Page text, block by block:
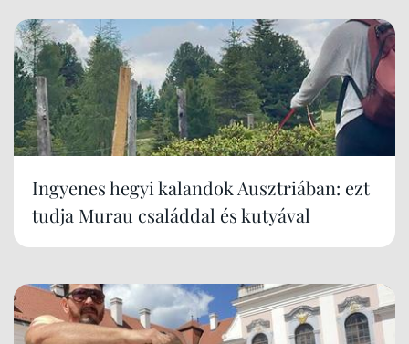
Ingyenes hegyi kalandok Ausztriában: ezt
tudja Murau családdal és kutyával